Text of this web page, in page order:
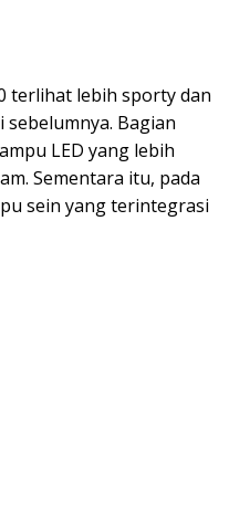
terlihat lebih sporty dan
Bagian
LED yang lebih
Sementara itu, pada
sein yang terintegrasi